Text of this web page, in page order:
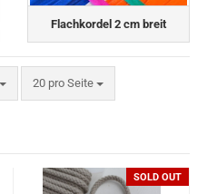
Flachkordel 2 cm breit
20 pro Seite
pro Seite
SOLD OUT